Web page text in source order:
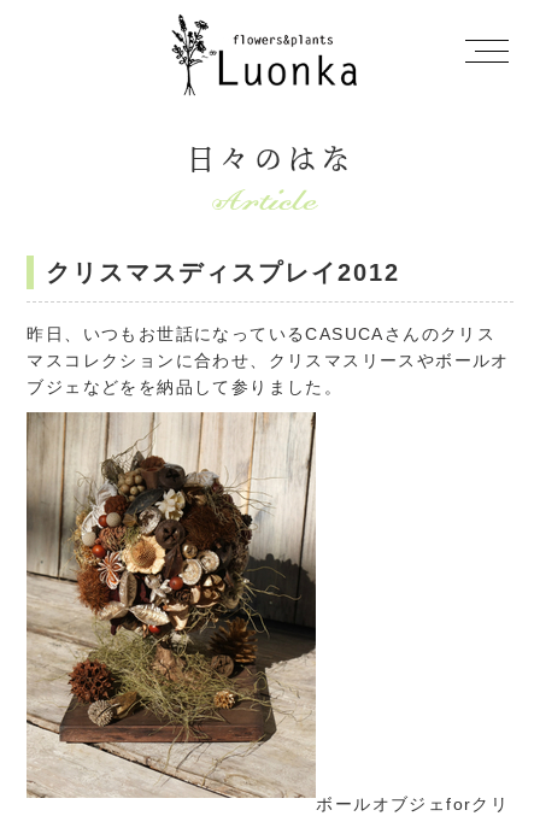
日々のはな
クリスマスディスプレイ2012
昨日、いつもお世話になっているCASUCAさんのクリス
マスコレクションに合わせ、クリスマスリースやボールオ
ブジェなどをを納品して参りました。
ボールオブジェforクリ